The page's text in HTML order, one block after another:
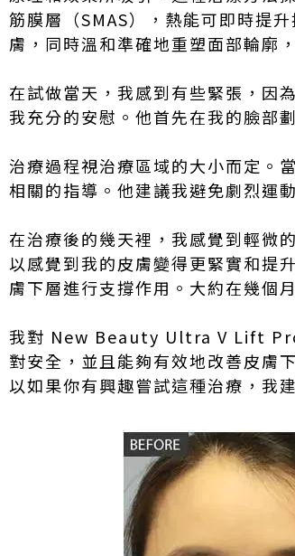
筋膜層（SMAS），熱能可即時提
膚，同時溫和準確地重塑面部輪廓
在試做當天，我感到有些緊張，因
我充分的安慰。他首先在我的臉部
治療過程視治療區域的大小而定。
相關的指導。他建議我避免劇烈運
在治療後的幾天裡，我感覺到輕微
以感覺到我的皮膚變得更緊實和提
膚下層進行支撐作用。大約在幾個
我對 New Beauty Ultra V Lift Pro
對安全，並且能夠有效地改善皮膚
以如果你有興趣嘗試這種治療，我